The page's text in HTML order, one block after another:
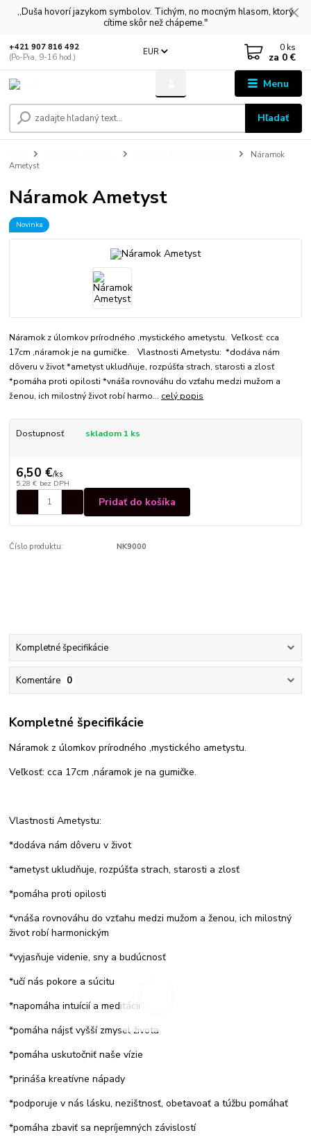
,,Duša hovorí jazykom symbolov. Tichým, no mocným hlasom, ktorý
cítime skôr než chápeme."
Menu
EUR
Hľadať
+421 907 816 492
(Po-Pia, 9-16 hod.)
0 ks
za 0 €
Náramok
Ametyst
Náramok Ametyst
Novinka
Náramok z úlomkov prírodného ,mystického ametystu. Veľkosť: cca
17cm ,náramok je na gumičke. Vlastnosti Ametystu: *dodáva nám
dôveru v život *ametyst ukludňuje, rozpúšťa strach, starosti a zlosť
*pomáha proti opilosti *vnáša rovnováhu do vzťahu medzi mužom a
ženou, ich milostný život robí harmo... celý popis
Dostupnosť skladom 1 ks
6,50 €/ks
5,28 € bez DPH
Pridať do košíka
Číslo produktu: NK9000
Kompletné špecifikácie
Komentáre 0
Kompletné špecifikácie
Náramok z úlomkov prírodného ,mystického ametystu.
Veľkosť: cca 17cm ,náramok je na gumičke.
Vlastnosti Ametystu:
*dodáva nám dôveru v život
*ametyst ukludňuje, rozpúšťa strach, starosti a zlosť
*pomáha proti opilosti
*vnáša rovnováhu do vzťahu medzi mužom a ženou, ich milostný
život robí harmonickým
*vyjasňuje videnie, sny a budúcnosť
*učí nás pokore a súcitu
*napomáha intuícií a meditácií
*pomáha nájsť vyšší zmysel života
*pomáha uskutočniť naše vízie
*prináša kreatívne nápady
*podporuje v nás lásku, nezištnosť, obetavoať a túžbu pomáhať
*pomáha zbaviť sa nepríjemných závislostí